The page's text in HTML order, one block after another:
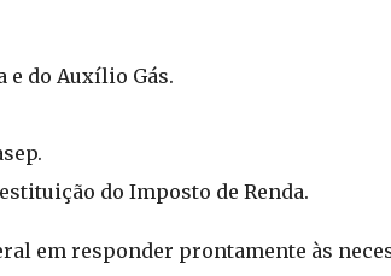
e do Auxílio Gás.
do Imposto de Renda.
em responder prontamente às